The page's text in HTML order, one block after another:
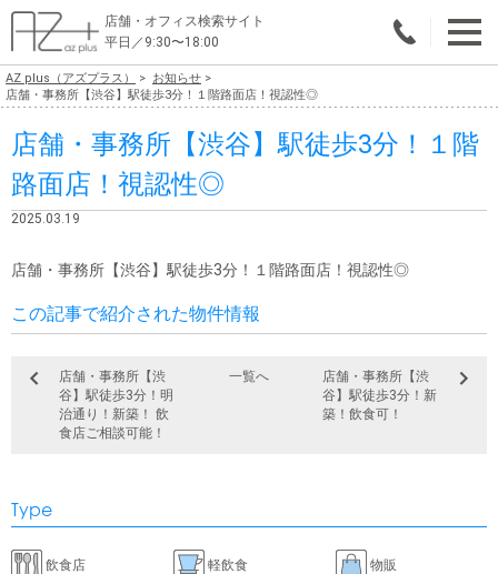
店舗・オフィス検索サイト
平日／9:30〜18:00
物件総合検索
エリアで探す
業種で探す
こだわりで探す
店舗・オフィス物件を探す
テナントビルオーナー様へ
AZ plus（アズプラス）
お知らせ
店舗・事務所【渋谷】駅徒歩3分！１階路面店！視認性◎
店舗・事務所【渋谷】駅徒歩3分！１階
路面店！視認性◎
2025.03.19
店舗・事務所【渋谷】駅徒歩3分！１階路面店！視認性◎
この記事で紹介された物件情報
店舗・事務所【渋
谷】駅徒歩3分！明
治通り！新築！ 飲
食店ご相談可能！
一覧へ
店舗・事務所【渋
谷】駅徒歩3分！新
築！飲食可！
Type
飲食店 軽飲食 物販